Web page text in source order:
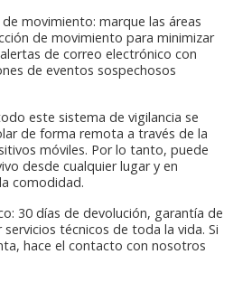
de movimiento: marque las áreas
de movimiento para minimizar
de correo electrónico con
de eventos sospechosos
este sistema de vigilancia se
de forma remota a través de la
móviles. Por lo tanto, puede
desde cualquier lugar y en
comodidad.
30 días de devolución, garantía de
técnicos de toda la vida. Si
hace el contacto con nosotros